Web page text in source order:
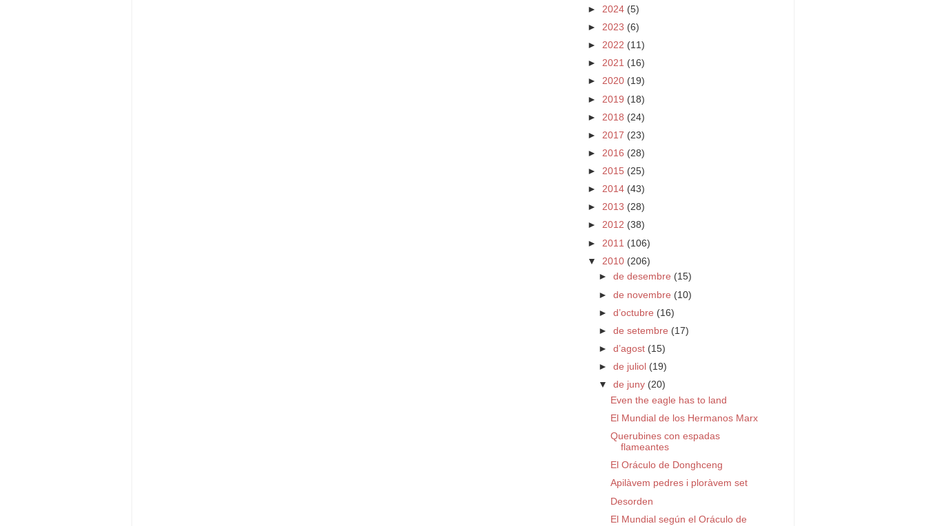
► 2024 (5)
► 2023 (6)
► 2022 (11)
► 2021 (16)
► 2020 (19)
► 2019 (18)
► 2018 (24)
► 2017 (23)
► 2016 (28)
► 2015 (25)
► 2014 (43)
► 2013 (28)
► 2012 (38)
► 2011 (106)
▼ 2010 (206)
►de desembre (15)
►de novembre (10)
►d’octubre (16)
►de setembre (17)
►d’agost (15)
►de juliol (19)
▼de juny (20)
Even the eagle has to land
El Mundial de los Hermanos Marx
Querubines con espadas
flameantes
El Oráculo de Donghceng
Apilàvem pedres i ploràvem set
Desorden
El Mundial según el Oráculo de